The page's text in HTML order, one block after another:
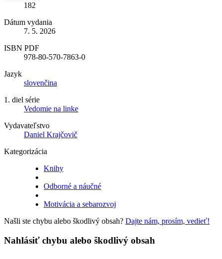
182
Dátum vydania
7. 5. 2026
ISBN PDF
978-80-570-7863-0
Jazyk
slovenčina
1. diel série
Vedomie na linke
Vydavateľstvo
Daniel Krajčovič
Kategorizácia
Knihy
Odborné a náučné
Motivácia a sebarozvoj
Našli ste chybu alebo škodlivý obsah? Dajte nám, prosím, vedieť!
Nahlásiť chybu alebo škodlivý obsah